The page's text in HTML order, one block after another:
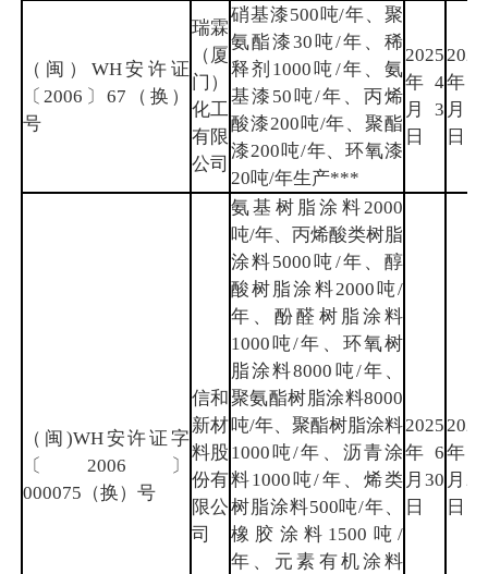
（闽）WH安许证
〔2006〕67（换）
号
瑞霖
（厦
门）
化工
有限
公司
硝基漆500吨/年、聚
氨酯漆30吨/年、稀
释剂1000吨/年、氨
基漆50吨/年、丙烯
酸漆200吨/年、聚酯
漆200吨/年、环氧漆
20吨/年生产***
2025
年4
月3
日
2028
年4
月2
日
（闽)WH安许证字
〔2006〕
000075（换）号
信和
新材
料股
份有
限公
司
氨基树脂涂料2000
吨/年、丙烯酸类树脂
涂料5000吨/年、醇
酸树脂涂料2000吨/
年、酚醛树脂涂料
1000吨/年、环氧树
脂涂料8000吨/年、
聚氨酯树脂涂料8000
吨/年、聚酯树脂涂料
1000吨/年、沥青涂
料1000吨/年、烯类
树脂涂料500吨/年、
橡胶涂料1500吨/
年、元素有机涂料
2025
年6
月30
日
2028
年6
月26
日